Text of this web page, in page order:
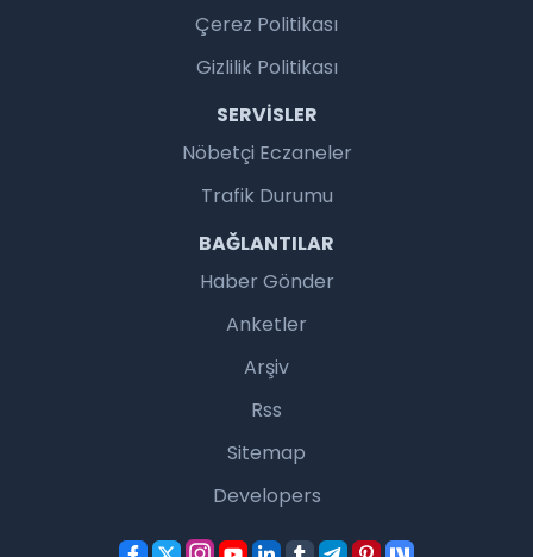
Çerez Politikası
Gizlilik Politikası
SERVISLER
Nöbetçi Eczaneler
Trafik Durumu
BAĞLANTILAR
Haber Gönder
Anketler
Arşiv
Rss
Sitemap
Developers